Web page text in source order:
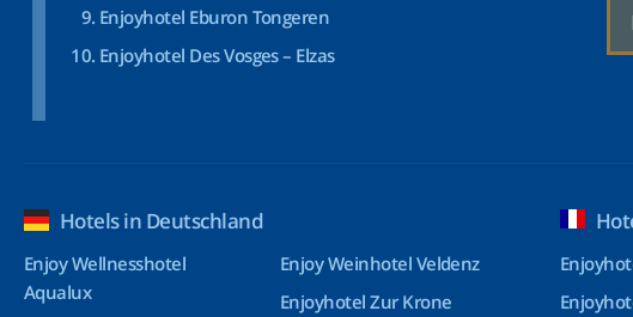
Enjoyhotel Eburon Tongeren
Enjoyhotel Des Vosges – Elzas
Hotels in Deutschland
Enjoy Wellnesshotel
Aqualux
Enjoy Weinhotel Veldenz
Enjoyhotel Zur Krone